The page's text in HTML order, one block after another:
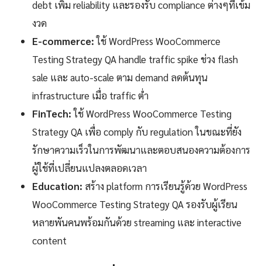
debt เพิ่ม reliability และรองรับ compliance ต่างๆที่เข้ม
งวด
E-commerce:ใช้ WordPress WooCommerce
Testing Strategy QA handle traffic spike ช่วง flash
sale และ auto-scale ตาม demand ลดต้นทุน
infrastructure เมื่อ traffic ต่ำ
FinTech:ใช้ WordPress WooCommerce Testing
Strategy QA เพื่อ comply กับ regulation ในขณะที่ยัง
รักษาความเร็วในการพัฒนาและตอบสนองความต้องการ
ผู้ใช้ที่เปลี่ยนแปลงตลอดเวลา
Education: สร้าง platform การเรียนรู้ด้วย WordPress
WooCommerce Testing Strategy QA รองรับผู้เรียน
หลายพันคนพร้อมกันด้วย streaming และ interactive
content